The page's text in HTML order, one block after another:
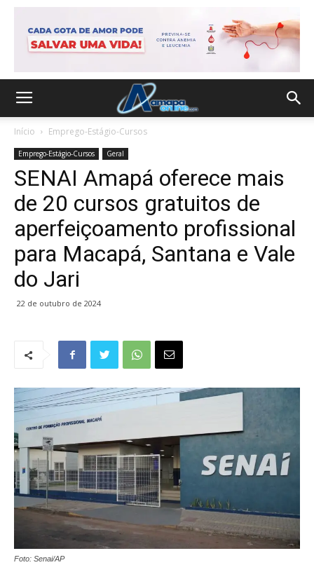
Início Emprego-Estágio-Cursos
Emprego-Estágio-Cursos Geral
SENAI Amapá oferece mais
de 20 cursos gratuitos de
aperfeiçoamento profissional
para Macapá, Santana e Vale
do Jari
22 de outubro de 2024
Foto: Senai/AP